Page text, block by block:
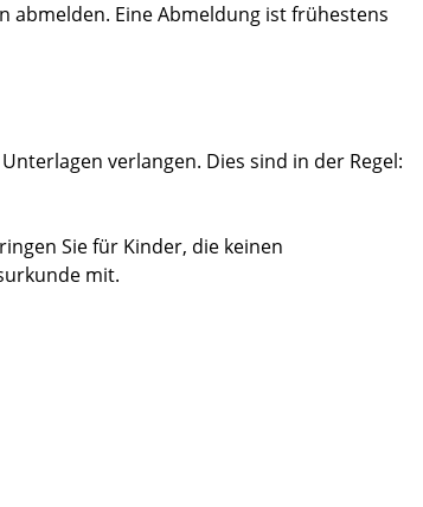
abmelden. Eine Abmeldung ist frühestens
verlangen. Dies sind in der Regel:
Sie für Kinder, die keinen
mit.